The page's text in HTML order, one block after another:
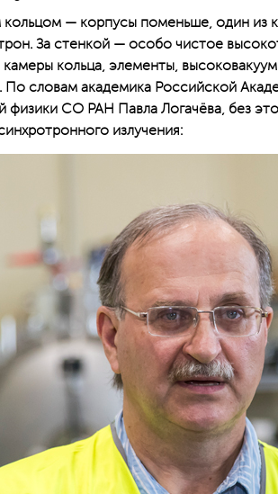
— корпусы поменьше, один из
За стенкой — особо чистое
камеры кольца, элементы,
По словам академика Российской
физики СО РАН Павла Логачёва, без
излучения: